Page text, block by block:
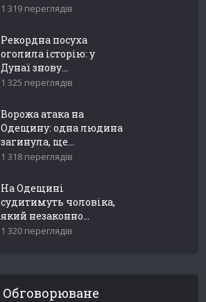
1 319 переглядів
Рекордна посуха
оголила історію: у
Дунаї знову...
1 325 переглядів
Ворожа атака на
Одещину: одна людина
загинула, ще...
1 318 переглядів
На Одещині
судитимуть чоловіка,
який незаконно...
1 320 переглядів
Обговорюване